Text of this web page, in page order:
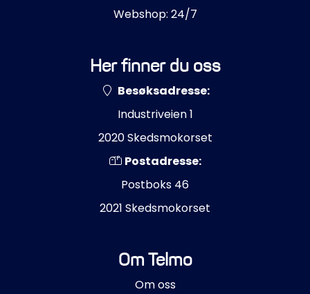
Webshop: 24/7
Her finner du oss
Besøksadresse:
Industriveien 1
2020 Skedsmokorset
Postadresse:
Postboks 46
2021 Skedsmokorset
Om Telmo
Om oss